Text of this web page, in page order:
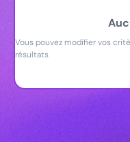
Vous pouvez modifier vos
résultats